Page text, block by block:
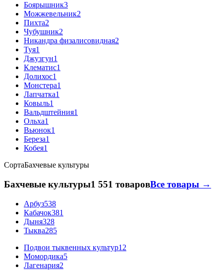
Боярышник3
Можжевельник2
Пихта2
Чубушник2
Никандра физалисовидная2
Туя1
Джузгун1
Клематис1
Долихос1
Монстера1
Лапчатка1
Ковыль1
Вальдштейния1
Ольха1
Вьюнок1
Береза1
Кобея1
СортаБахчевые культуры
Бахчевые культуры1 551 товаровВсе товары →
Арбуз538
Кабачок381
Дыня328
Тыква285
Подвои тыквенных культур12
Момордика5
Лагенария2